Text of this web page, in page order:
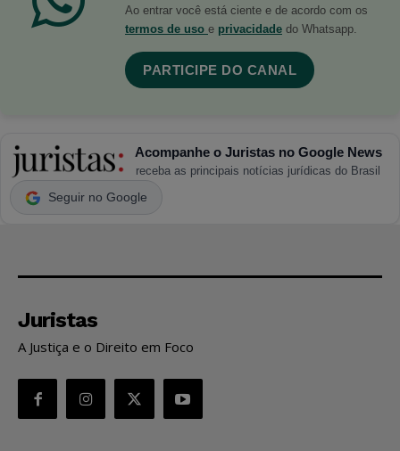
Ao entrar você está ciente e de acordo com os
termos de uso e privacidade do Whatsapp.
PARTICIPE DO CANAL
Acompanhe o Juristas no Google News
receba as principais notícias jurídicas do Brasil
Seguir no Google
Juristas
A Justiça e o Direito em Foco